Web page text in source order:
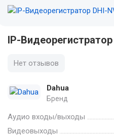
IP-
Нет отзывов
Dahua
Бренд
Аудио входы/выходы
Видеовыходы